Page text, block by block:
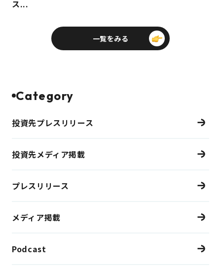
ス...
一覧をみる
Category
投資先プレスリリース
投資先メディア掲載
プレスリリース
メディア掲載
Podcast